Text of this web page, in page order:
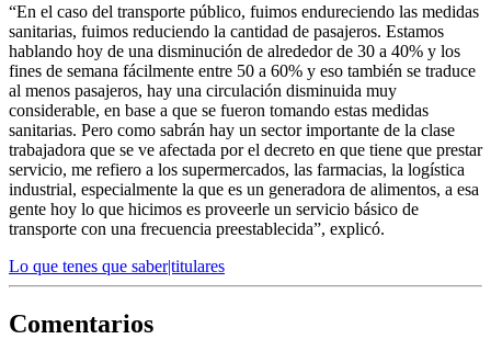
“En el caso del transporte público, fuimos endureciendo las medidas
sanitarias, fuimos reduciendo la cantidad de pasajeros. Estamos
hablando hoy de una disminución de alrededor de 30 a 40% y los
fines de semana fácilmente entre 50 a 60% y eso también se traduce
al menos pasajeros, hay una circulación disminuida muy
considerable, en base a que se fueron tomando estas medidas
sanitarias. Pero como sabrán hay un sector importante de la clase
trabajadora que se ve afectada por el decreto en que tiene que prestar
servicio, me refiero a los supermercados, las farmacias, la logística
industrial, especialmente la que es un generadora de alimentos, a esa
gente hoy lo que hicimos es proveerle un servicio básico de
transporte con una frecuencia preestablecida”, explicó.
Lo que tenes que saber|titulares
Comentarios